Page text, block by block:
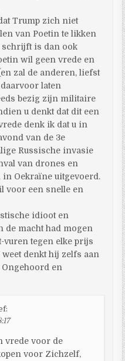
Trump zich niet
van Poetin te likken
schrijft is dan ook
wil geen vrede en
zal de anderen, liefst
laten
bezig zijn militaire
u denkt dat dit een
denk ik dat u in
van de 3e
Russische invasie
van drones en
Oekraïne uitgevoerd.
voor een snelle en
idioot en
de macht had mogen
vuren tegen elke prijs
denkt hij zelfs aan
en
vrede voor de
voor Zichzelf,